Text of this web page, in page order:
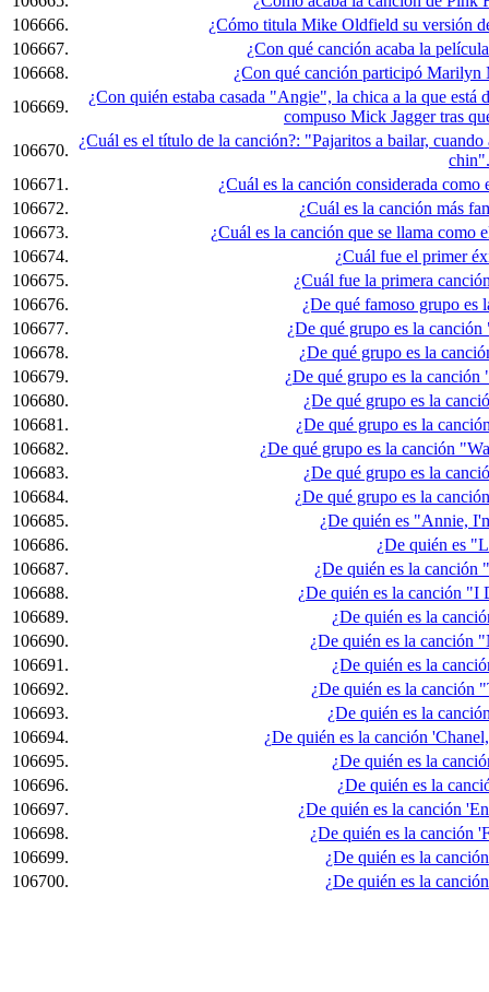
106666.
¿Cómo titula Mike Oldfield su versión
106667.
¿Con qué canción acaba la
106668.
¿Con qué canción participó Marilyn
106669.
¿Con quién estaba casada "Angie", la chica a la que
compuso Mick Jagger tras
106670.
¿Cuál es el título de la canción?: "Pajaritos a bailar,
chin".
106671.
¿Cuál es la canción considerada
106672.
¿Cuál es la canción más
106673.
¿Cuál es la canción que se llama como
106674.
¿Cuál fue el primer
106675.
¿Cuál fue la primera
106676.
¿De qué famoso grupo
106677.
¿De qué grupo es la
106678.
¿De qué grupo es la
106679.
¿De qué grupo es la
106680.
¿De qué grupo es la
106681.
¿De qué grupo es la
106682.
¿De qué grupo es la canción
106683.
¿De qué grupo es la
106684.
¿De qué grupo es la
106685.
¿De quién es "Annie,
106686.
¿De quién es
106687.
¿De quién es la canción
106688.
¿De quién es la canción
106689.
¿De quién es la
106690.
¿De quién es la canción
106691.
¿De quién es la
106692.
¿De quién es la canción
106693.
¿De quién es la
106694.
¿De quién es la canción
106695.
¿De quién es la
106696.
¿De quién es la
106697.
¿De quién es la canción
106698.
¿De quién es la canción
106699.
¿De quién es la
106700.
¿De quién es la